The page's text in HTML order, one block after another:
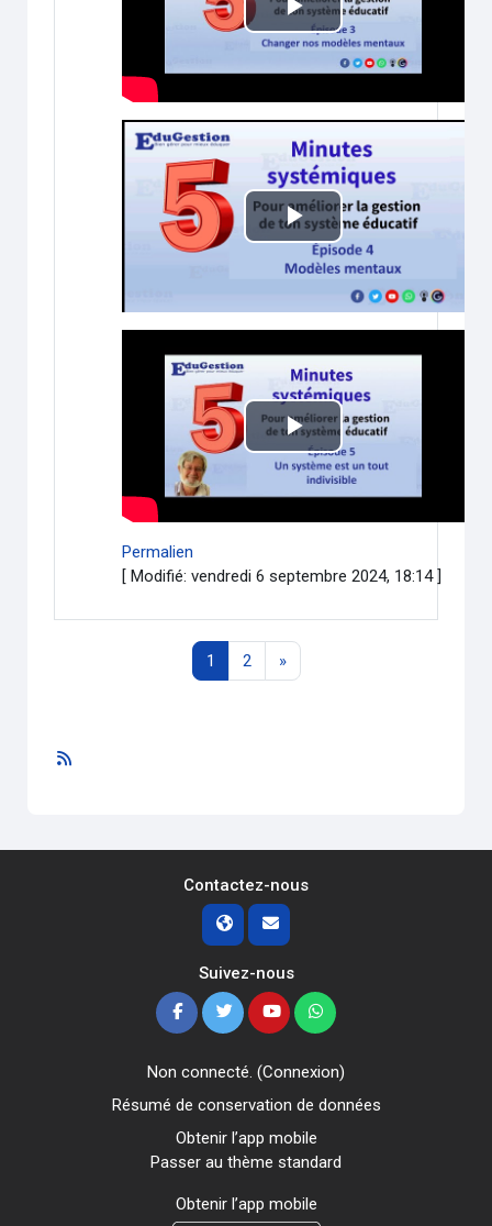
Lire
la
vidéo
Lire
vidéo
Lire
la
Permalien
[ Modifié: vendredi 6 septembre 2024, 18:14 ]
1 Page 1
2Page 2
»Page suivante
Contactez-nous
Suivez-nous
Non connecté. (Connexion)
Résumé de conservation de données
Obtenir l’app mobile
Passer au thème standard
Obtenir l’app mobile